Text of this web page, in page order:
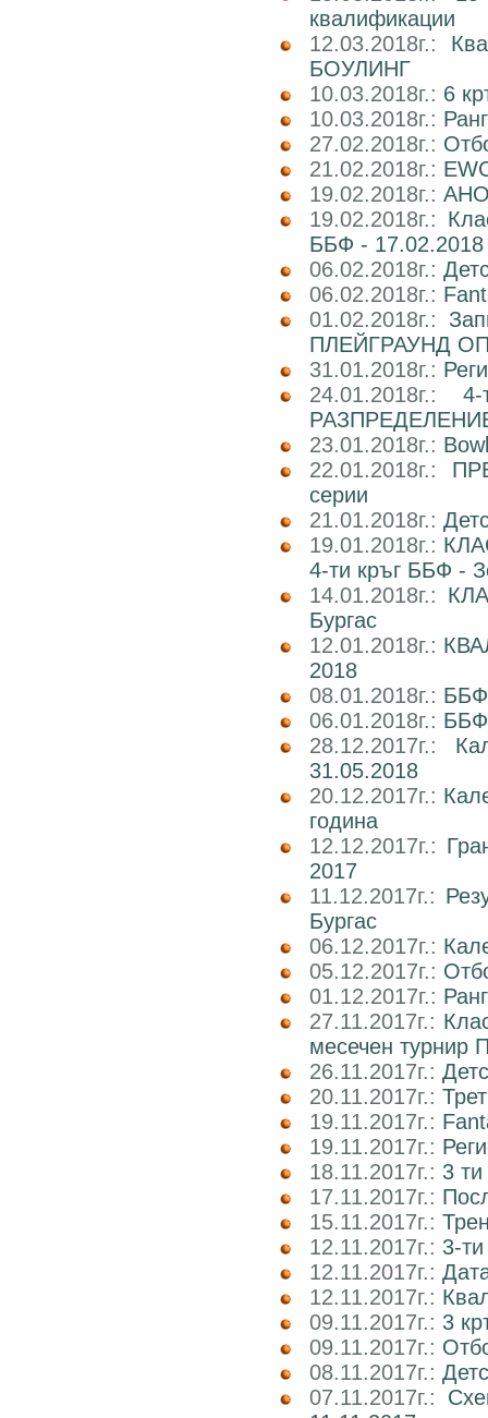
квалификации
12.03.2018г.:
БОУЛИНГ
10.03.2018г.: 6
10.03.2018г.:
27.02.2018г.:
21.02.2018г.:
19.02.2018г.:
19.02.2018г.:
ББФ - 17.02.2018
06.02.2018г.:
06.02.2018г.:
01.02.2018г.:
ПЛЕЙГРАУНД
31.01.2018г.:
24.01.2018г.:
23.01.2018г.:
22.01.2018г.:
серии
21.01.2018г.:
19.01.2018г.:
4-ти кръг ББФ -
14.01.2018г.:
Бургас
12.01.2018г.:
2018
08.01.2018г.: ББФ
06.01.2018г.: ББФ
28.12.2017г.:
31.05.2018
20.12.2017г.:
година
12.12.2017г.:
2017
11.12.2017г.:
Бургас
06.12.2017г.:
05.12.2017г.:
01.12.2017г.:
27.11.2017г.:
месечен турнир
26.11.2017г.:
20.11.2017г.:
19.11.2017г.:
19.11.2017г.:
18.11.2017г.: 3
17.11.2017г.:
15.11.2017г.:
12.11.2017г.: 3-
12.11.2017г.:
12.11.2017г.:
09.11.2017г.: 3
09.11.2017г.:
08.11.2017г.:
07.11.2017г.: